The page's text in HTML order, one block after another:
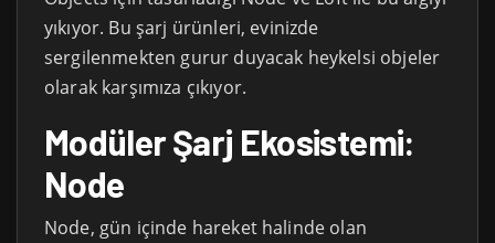
yıkıyor. Bu şarj ürünleri, evinizde
sergilenmekten gurur duyacak heykelsi objeler
olarak karşımıza çıkıyor.
Modüler Şarj Ekosistemi:
Node
Node, gün içinde hareket halinde olan